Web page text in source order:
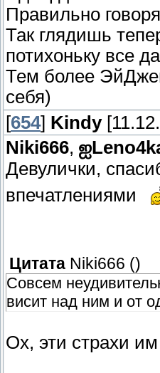
Правильно
Так глядишь
потихоньку все
Тем более
себя)
[654] Kindy
Niki666,
Девулички,
впечатлениями
Цитата Niki666 ()
Совсем
висит над ним и от
Ох, эти страхи